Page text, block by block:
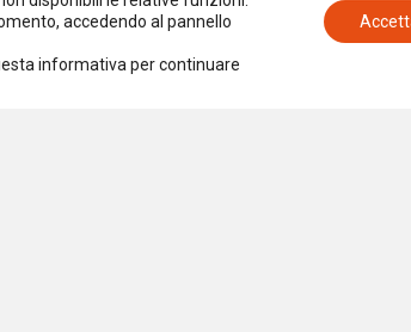
accedendo al pannello
informativa per continuare